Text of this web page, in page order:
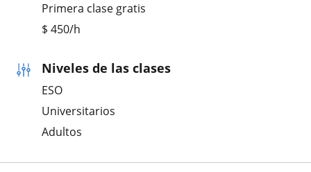
Primera clase gratis
$ 450/h
Niveles de las clases
ESO
Universitarios
Adultos